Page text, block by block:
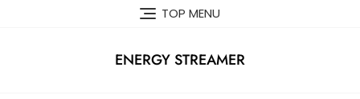
TOP MENU
ENERGY STREAMER